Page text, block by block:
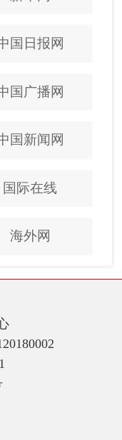
国日报网
国广播网
国新闻网
国际在线
海外网